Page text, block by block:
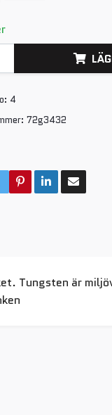
4
72g3432
Tungsten är